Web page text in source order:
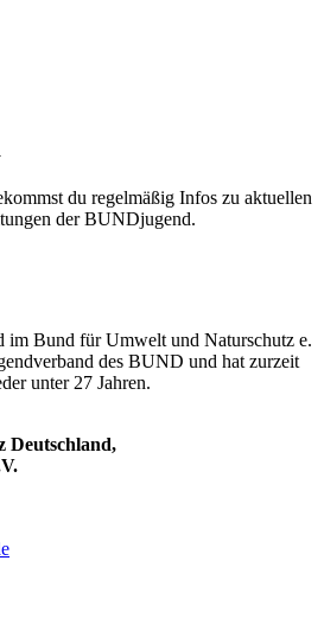
du regelmäßig Infos zu aktuellen
der BUNDjugend.
Bund für Umwelt und Naturschutz e.
des BUND und hat zurzeit
unter 27 Jahren.
Deutschland,